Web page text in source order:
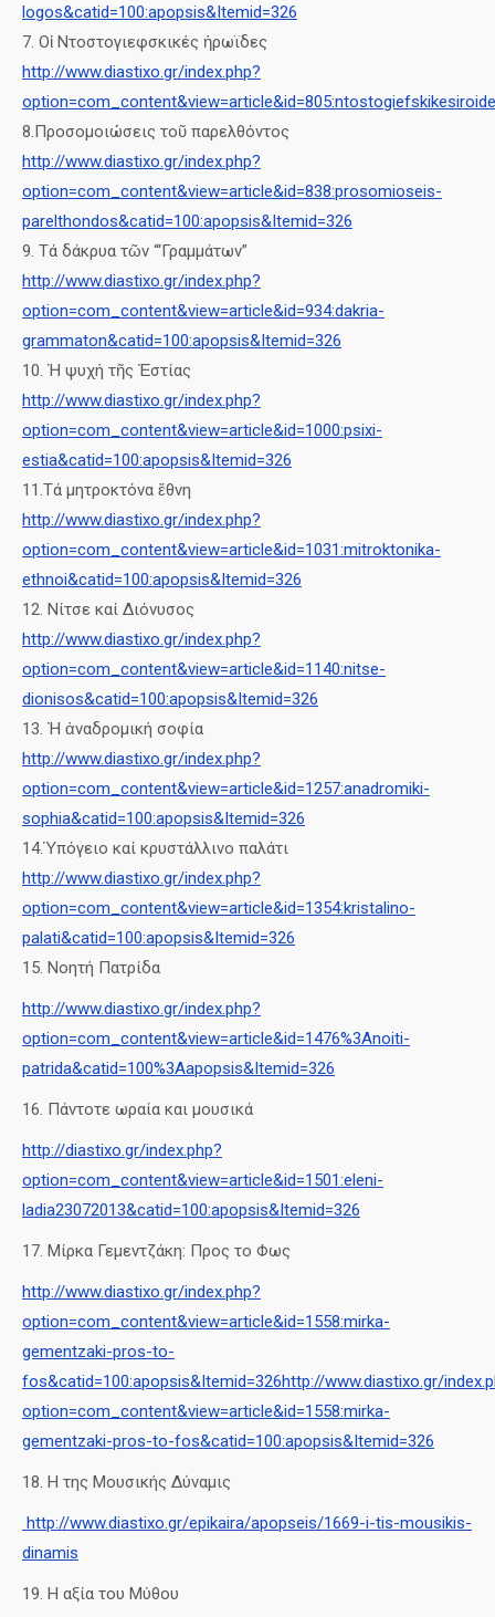
logos&catid=100:apopsis&Itemid=326
7. Οἱ Ντοστογιεφσκικές ἡρωϊδες
http://www.diastixo.gr/index.php?
8.Προσομοιώσεις τοῦ παρελθόντος
http://www.diastixo.gr/index.php?
option=com_content&view=article&id=838:prosomioseis-
parelthondos&catid=100:apopsis&Itemid=326
9. Τά δάκρυα τῶν “‘Γραμμάτων”
http://www.diastixo.gr/index.php?
option=com_content&view=article&id=934:dakria-
grammaton&catid=100:apopsis&Itemid=326
10. Ἡ ψυχή τῆς Ἐστίας
http://www.diastixo.gr/index.php?
option=com_content&view=article&id=1000:psixi-
estia&catid=100:apopsis&Itemid=326
11.Τά μητροκτόνα ἔθνη
http://www.diastixo.gr/index.php?
option=com_content&view=article&id=1031:mitroktonika-
ethnoi&catid=100:apopsis&Itemid=326
12. Νίτσε καί Διόνυσος
http://www.diastixo.gr/index.php?
option=com_content&view=article&id=1140:nitse-
dionisos&catid=100:apopsis&Itemid=326
13. Ἠ ἀναδρομική σοφία
http://www.diastixo.gr/index.php?
option=com_content&view=article&id=1257:anadromiki-
sophia&catid=100:apopsis&Itemid=326
14.Ὑπόγειο καί κρυστάλλινο παλάτι
http://www.diastixo.gr/index.php?
option=com_content&view=article&id=1354:kristalino-
palati&catid=100:apopsis&Itemid=326
15. Νοητή Πατρίδα
http://www.diastixo.gr/index.php?
option=com_content&view=article&id=1476%3Anoiti-
patrida&catid=100%3Aapopsis&Itemid=326
16. Πάντοτε ωραία και μουσικά
http://diastixo.gr/index.php?
option=com_content&view=article&id=1501:eleni-
ladia23072013&catid=100:apopsis&Itemid=326
17. Μίρκα Γεμεντζάκη: Προς το Φως
http://www.diastixo.gr/index.php?
option=com_content&view=article&id=1558:mirka-
gementzaki-pros-to-
fos&catid=100:apopsis&Itemid=326http://www.diastixo.gr/
option=com_content&view=article&id=1558:mirka-
gementzaki-pros-to-fos&catid=100:apopsis&Itemid=326
18. Η της Μουσικής Δύναμις
http://www.diastixo.gr/epikaira/apopseis/1669-i-tis-mousikis-
dinamis
19. Η αξία του Μύθου